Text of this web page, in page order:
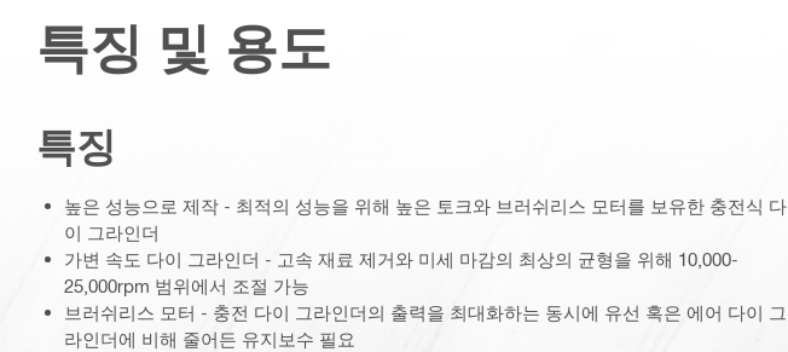
특징 및 용도
특징
높은 성능으로 제작 - 최적의 성능을 위해 높은 토크와 브러쉬리스 모터를 보유한 충전식 다
이 그라인더
가변 속도 다이 그라인더 - 고속 재료 제거와 미세 마감의 최상의 균형을 위해 10,000-
25,000rpm 범위에서 조절 가능
브러쉬리스 모터 - 충전 다이 그라인더의 출력을 최대화하는 동시에 유선 혹은 에어 다이 그
라인더에 비해 줄어든 유지보수 필요